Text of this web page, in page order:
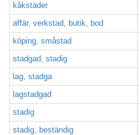
kåkstäder
affär, verkstad, butik, bod
köping, småstad
stadgad, stadig
lag, stadga
lagstadgad
stadig
stadig, beständig